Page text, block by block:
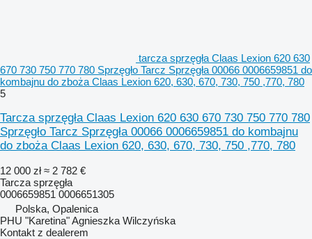
tarcza sprzęgła Claas Lexion 620 630
670 730 750 770 780 Sprzęgło Tarcz Sprzęgła 00066 0006659851 do
kombajnu do zboża Claas Lexion 620, 630, 670, 730, 750 ,770, 780
5
Tarcza sprzęgła Claas Lexion 620 630 670 730 750 770 780
Sprzęgło Tarcz Sprzęgła 00066 0006659851 do kombajnu
do zboża Claas Lexion 620, 630, 670, 730, 750 ,770, 780
12 000 zł ≈ 2 782 €
Tarcza sprzęgła
0006659851 0006651305
Polska, Opalenica
PHU "Karetina" Agnieszka Wilczyńska
Kontakt z dealerem